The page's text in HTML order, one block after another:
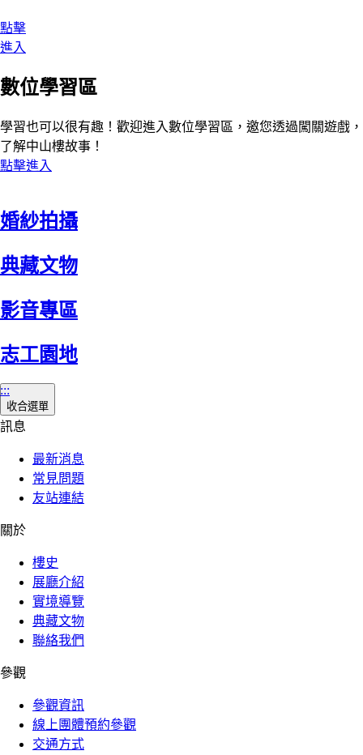
點擊
進入
數位學習區
學習也可以很有趣！歡迎進入數位學習區，邀您透過闖關遊戲，
了解中山樓故事！
點擊進入
婚紗拍攝
典藏文物
影音專區
志工園地
:::
收合選單
訊息
最新消息
常見問題
友站連結
關於
樓史
展廳介紹
實境導覽
典藏文物
聯絡我們
參觀
參觀資訊
線上團體預約參觀
交通方式